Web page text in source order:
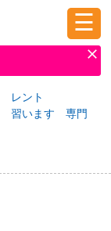
☰
レント
習います
専門